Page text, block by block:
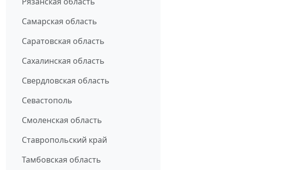
Самарская область
Саратовская область
Сахалинская область
Свердловская область
Севастополь
Смоленская область
Ставропольский край
Тамбовская область